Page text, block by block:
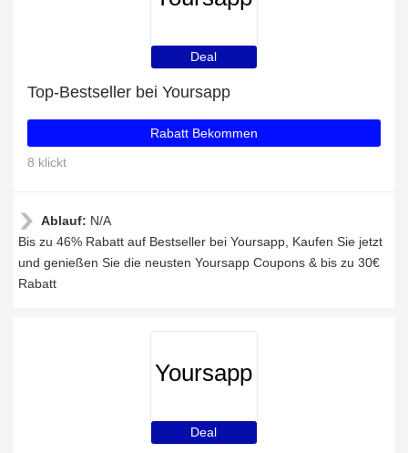
Deal
Top-Bestseller bei Yoursapp
Rabatt Bekommen
8 klickt
Ablauf: N/A
Bis zu 46% Rabatt auf Bestseller bei Yoursapp, Kaufen Sie jetzt
und genießen Sie die neusten Yoursapp Coupons & bis zu 30€
Rabatt
Yoursapp
Deal